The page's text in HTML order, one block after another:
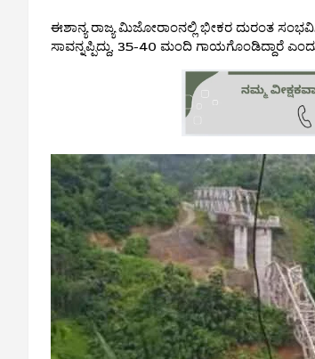
ಈಶಾನ್ಯ ರಾಜ್ಯ ಮಿಜೋರಾಂನಲ್ಲಿ ಭೀಕರ ದುರಂತ
ಸಾವನ್ನಪ್ಪಿದ್ದು, 35-40 ಮಂದಿ ಗಾಯಗೊಂಡಿದ್ದಾರೆ